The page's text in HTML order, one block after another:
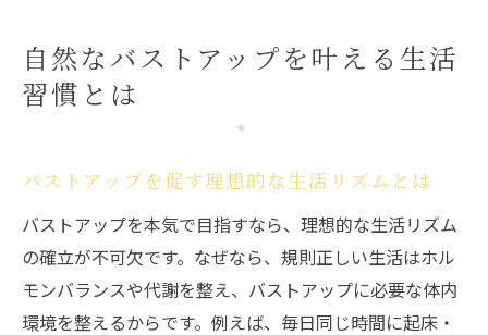
自然なバストアップを叶える生活
習慣とは
バストアップを促す理想的な生活リズムとは
バストアップを本気で目指すなら、理想的な生活リズム
の確立が不可欠です。なぜなら、規則正しい生活はホル
モンバランスや代謝を整え、バストアップに必要な体内
環境を整えるからです。例えば、毎日同じ時間に起床・